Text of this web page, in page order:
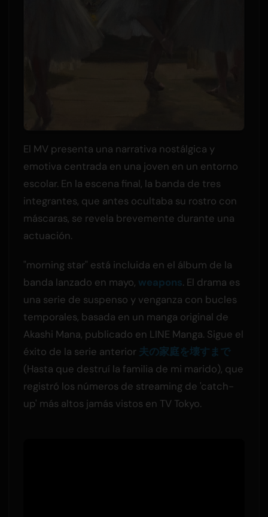
El MV presenta una narrativa nostálgica y
emotiva centrada en una joven en un entorno
escolar. En la escena final, la banda de tres
integrantes, que antes ocultaba su rostro con
máscaras, se revela brevemente durante una
actuación.
"morning star" está incluida en el álbum de la
banda lanzado en mayo, weapons. El drama es
una serie de suspenso y venganza con bucles
temporales, basada en un manga original de
Akashi Mana, publicado en LINE Manga. Sigue el
éxito de la serie anterior 夫の家庭を壊すまで
(Hasta que destruí la familia de mi marido), que
registró los números de streaming de 'catch-
up' más altos jamás vistos en TV Tokyo.